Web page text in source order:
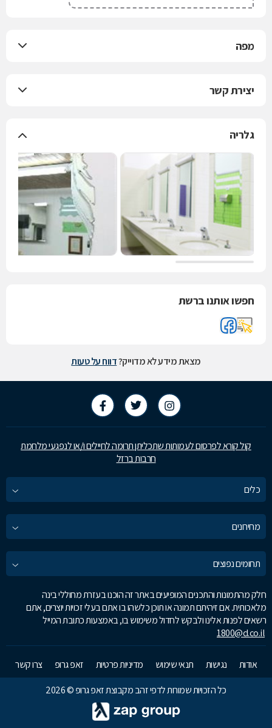
מפה
יצירת קשר
גלריה
חפשו אותנו ברשת
מצאת מידע לא מדוייק?דווח על טעות
קול קורא לפרסום לעמותות שתכליתן תרומה לחיילים ו/או לנפגעי מלחמת
חרבות ברזל
כלים
מחירונים
תחומים נפוצים
חלק מהתמונות והתכנים המופיעים באתר זה הוכנו בעזרת מחוללי בינה
מלאכותית. אם זיהיתם תמונה או תוכן כלשהו בו אתם בעלי זכויות יוצרים, אתם
רשאים לפנות אלינו ולבקש לחדול משימוש בו, באמצעות כתובת המייל
1800@d.co.il
אודות נגישות תנאי שימוש מדיניות פרטיות זאפ גרופ
צרו קשר
כל הזכויות שמורות לדפי זהב מקבוצת זאפ גרופ © 2026